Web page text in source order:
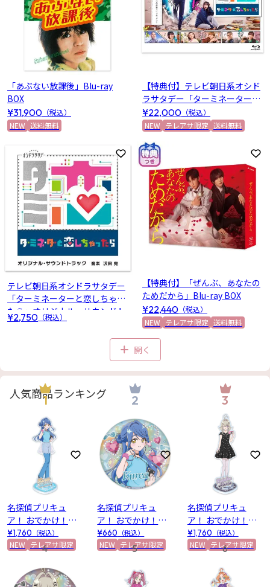
「あぶない放課後」Blu-ray
BOX
¥31,900 （税込）
NEW 送料無料
【特典付】テレビ朝日系オシド
ラサタデー「ターミネーターと
恋しちゃったら」 Blu-ray BOX
¥22,000 （税込）
NEW テレアサ限定 送料無料
お気に入りに登録
テレビ朝日系オシドラサタデー
「ターミネーターと恋しちゃっ
たら」オリジナル・サウンドト
ラック
¥2,750 （税込）
お
【特典付】「ぜんぶ、あなたの
ためだから」Blu-ray BOX
¥22,440 （税込）
NEW テレアサ限定 送料無料
開く
人気商品ランキング
お気に入りに登録
1
名探偵プリキュ
ア！ おでかけ！プ
リキュアマルシェ
テレビ朝日限定 ア
羽くれあ)
¥1,760 （税込）
NEW テレアサ限定
お気に入りに登録
2
名探偵プリキュ
ア！ おでかけ！プ
リキュアマルシェ
テレビ朝日限定 ホ
(帆羽くれあ)
¥660 （税込）
NEW テレアサ限定
お
3
名探偵プリキュ
ア！ おでかけ！プ
リキュアマルシェ
テレビ朝日限定 ア
亜るるか)
¥1,760 （税込）
NEW テレアサ限定
4 5 6